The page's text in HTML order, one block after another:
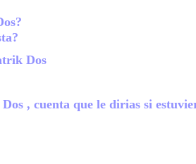
Dos
, cuenta que le dirias si